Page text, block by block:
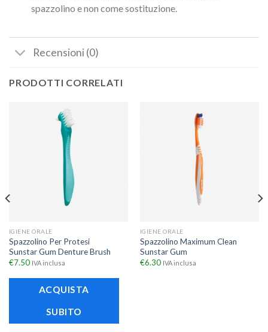
spazzolino e non come sostituzione.
Recensioni (0)
PRODOTTI CORRELATI
IGIENE ORALE
Spazzolino Per Protesi
Sunstar Gum Denture Brush
€7.50 IVA inclusa
ACQUISTA
SUBITO
IGIENE ORALE
Spazzolino Maximum Clean
Sunstar Gum
€6.30 IVA inclusa